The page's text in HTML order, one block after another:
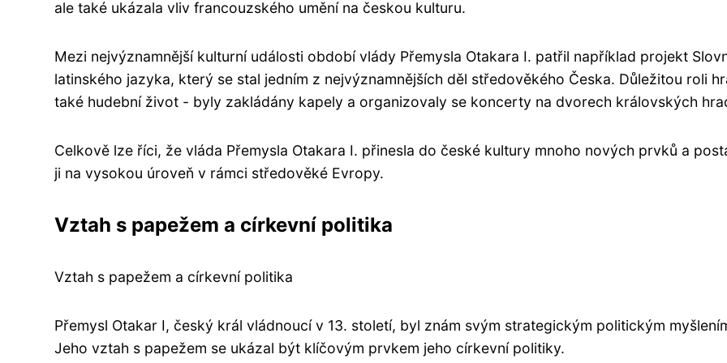
ale také ukázala vliv francouzského umění na českou kulturu.
Mezi nejvýznamnější kulturní události období vlády Přemysla Otakara I. patřil například projekt
latinského jazyka, který se stal jedním z nejvýznamnějších děl středověkého Česka. Důležitou roli
také hudební život - byly zakládány kapely a organizovaly se koncerty na dvorech královských
Celkově lze říci, že vláda Přemysla Otakara I. přinesla do české kultury mnoho nových prvků a
ji na vysokou úroveň v rámci středověké Evropy.
Vztah s papežem a církevní politika
Vztah s papežem a církevní politika
Přemysl Otakar I, český král vládnoucí v 13. století, byl znám svým strategickým politickým
Jeho vztah s papežem se ukázal být klíčovým prvkem jeho církevní politiky.